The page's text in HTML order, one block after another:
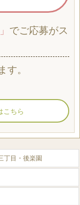
でご応募がス
す。
こちら
丁目・後楽園